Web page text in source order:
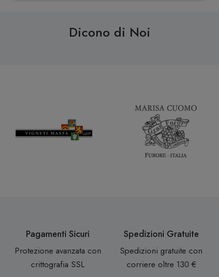
Dicono di Noi
Pagamenti Sicuri
Protezione avanzata con
crittografia SSL
Spedizioni Gratuite
Spedizioni gratuite con
corriere oltre 130 €